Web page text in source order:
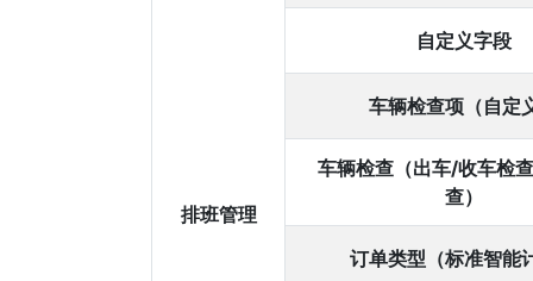
排班管理
自定义字段
车辆检查项（自定
车辆检查（出车/收车检
查）
订单类型（标准智能